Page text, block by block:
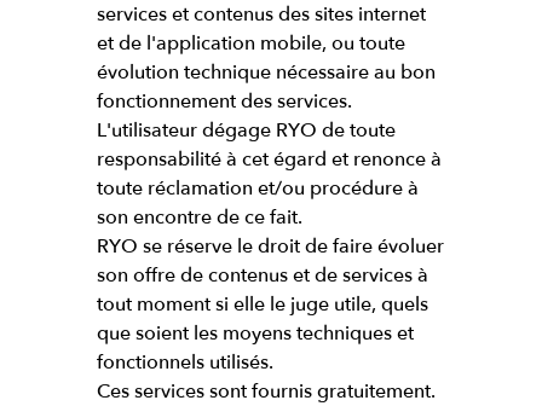
services et contenus des sites internet
et de l'application mobile, ou toute
évolution technique nécessaire au bon
fonctionnement des services.
L'utilisateur dégage RYO de toute
responsabilité à cet égard et renonce à
toute réclamation et/ou procédure à
son encontre de ce fait.
RYO se réserve le droit de faire évoluer
son offre de contenus et de services à
tout moment si elle le juge utile, quels
que soient les moyens techniques et
fonctionnels utilisés.
Ces services sont fournis gratuitement.